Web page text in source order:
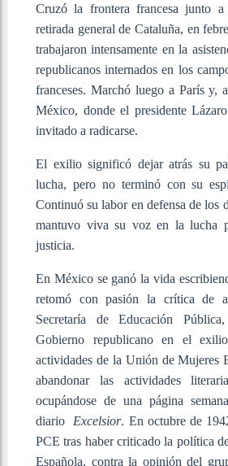
Cruzó la frontera francesa junto
retirada general de Cataluña, en
trabajaron intensamente en la
republicanos internados en los
franceses. Marchó luego a París y,
México, donde el presidente
invitado a radicarse.
El exilio significó dejar atrás su
lucha, pero no terminó con su
Continuó su labor en defensa de los
mantuvo viva su voz en la lucha
justicia.
En México se ganó la vida
retomó con pasión la crítica de
Secretaría de Educación
Gobierno republicano en el
actividades de la Unión de Mujeres
abandonar las actividades
ocupándose de una página
diario Excelsior. En octubre de
PCE tras haber criticado la política
Española, contra la opinión del